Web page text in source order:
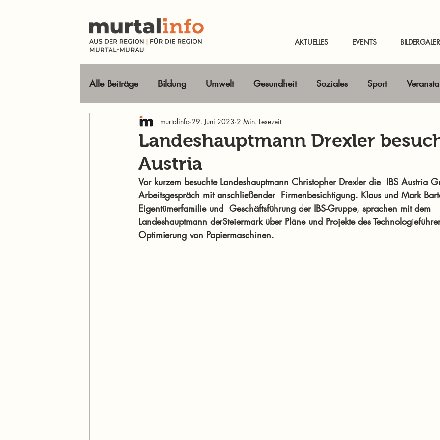
AKTUELLES EVENTS
Alle Beiträge Bildung Umwelt Gesundheit Soziales Sport
Tourismus Ausflugsziele Horizont erweitern
Wirtschaft Freizeit
Im Fokus
Landeshauptmann Drexler
Austria
murtalinfo 29. Juni 2023 2 Min. Lesezeit
Vor kurzem besuchte Landeshauptmann Christopher Drexler die  IBS Austria
Arbeitsgespräch mit anschließender  Firmenbesichtigung. Klaus und Mark
Eigentümerfamilie und  Geschäftsführung der IBS-Gruppe, sprachen mit dem
Landeshauptmann derSteiermark über Pläne und Projekte des
Optimierung von Papiermaschinen.